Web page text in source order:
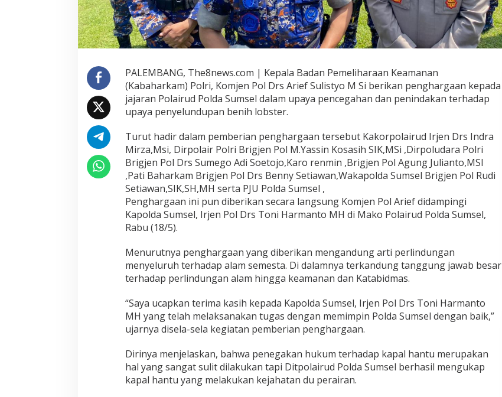
PALEMBANG, The8news.com | Kepala Badan Pemeliharaan Keamanan
(Kabaharkam) Polri, Komjen Pol Drs Arief Sulistyo M Si berikan penghargaan kepada
jajaran Polairud Polda Sumsel dalam upaya pencegahan dan penindakan terhadap
upaya penyelundupan benih lobster.
Turut hadir dalam pemberian penghargaan tersebut Kakorpolairud Irjen Drs Indra
Mirza,Msi, Dirpolair Polri Brigjen Pol M.Yassin Kosasih SIK,MSi ,Dirpoludara Polri
Brigjen Pol Drs Sumego Adi Soetojo,Karo renmin ,Brigjen Pol Agung Julianto,MSI
,Pati Baharkam Brigjen Pol Drs Benny Setiawan,Wakapolda Sumsel Brigjen Pol Rudi
Setiawan,SIK,SH,MH serta PJU Polda Sumsel ,
Penghargaan ini pun diberikan secara langsung Komjen Pol Arief didampingi
Kapolda Sumsel, Irjen Pol Drs Toni Harmanto MH di Mako Polairud Polda Sumsel,
Rabu (18/5).
Menurutnya penghargaan yang diberikan mengandung arti perlindungan
menyeluruh terhadap alam semesta. Di dalamnya terkandung tanggung jawab besar
terhadap perlindungan alam hingga keamanan dan Katabidmas.
“Saya ucapkan terima kasih kepada Kapolda Sumsel, Irjen Pol Drs Toni Harmanto
MH yang telah melaksanakan tugas dengan memimpin Polda Sumsel dengan baik,”
ujarnya disela-sela kegiatan pemberian penghargaan.
Dirinya menjelaskan, bahwa penegakan hukum terhadap kapal hantu merupakan
hal yang sangat sulit dilakukan tapi Ditpolairud Polda Sumsel berhasil mengukap
kapal hantu yang melakukan kejahatan du perairan.